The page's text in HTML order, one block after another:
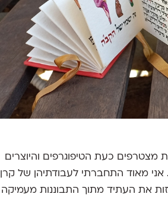
מצטרפים כעת הטיפוגרפים והיוצרים
אני מאוד התחברתי לעבודתיהן של קרן
את העתיד מתוך התבוננות מעמיקה